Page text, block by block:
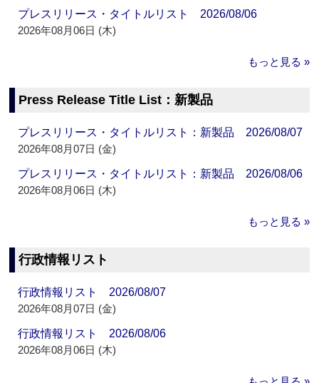
プレスリリース・タイトルリスト 2026/08/06
2026年08月06日 (木)
もっと見る »
Press Release Title List：新製品
プレスリリース・タイトルリスト：新製品 2026/08/07
2026年08月07日 (金)
プレスリリース・タイトルリスト：新製品 2026/08/06
2026年08月06日 (木)
もっと見る »
行政情報リスト
行政情報リスト 2026/08/07
2026年08月07日 (金)
行政情報リスト 2026/08/06
2026年08月06日 (木)